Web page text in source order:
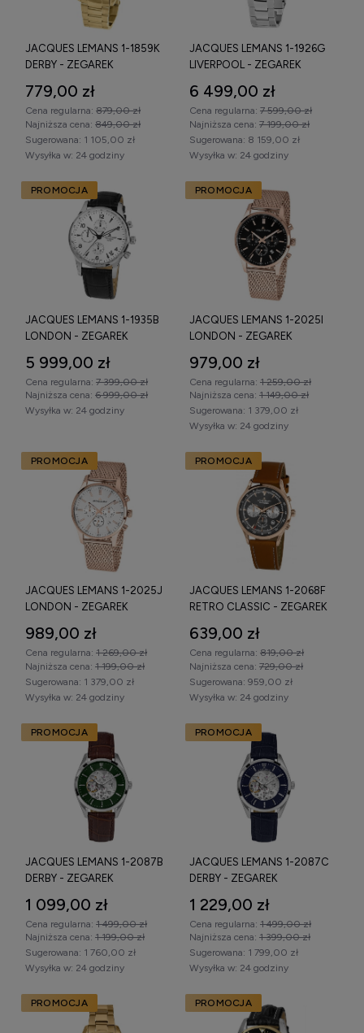
JACQUES LEMANS 1-1859K
DERBY - ZEGAREK
779,00 zł
Cena regularna: 879,00 zł
Najniższa cena: 849,00 zł
Wysyłka w: 24 godziny
Sugerowana: 1 105,00 zł
JACQUES LEMANS 1-1926G
LIVERPOOL - ZEGAREK
6 499,00 zł
Cena regularna: 7 599,00 zł
Najniższa cena: 7 199,00 zł
Wysyłka w: 24 godziny
Sugerowana: 8 159,00 zł
JACQUES LEMANS 1-1935B
LONDON - ZEGAREK
5 999,00 zł
Cena regularna: 7 399,00 zł
Najniższa cena: 6 999,00 zł
Wysyłka w: 24 godziny
PROMOCJA
JACQUES LEMANS 1-2025I
LONDON - ZEGAREK
979,00 zł
Cena regularna: 1 259,00 zł
Najniższa cena: 1 149,00 zł
Wysyłka w: 24 godziny
Sugerowana: 1 379,00 zł
PROMOCJA
JACQUES LEMANS 1-2025J
LONDON - ZEGAREK
989,00 zł
Cena regularna: 1 269,00 zł
Najniższa cena: 1 199,00 zł
Wysyłka w: 24 godziny
Sugerowana: 1 379,00 zł
PROMOCJA
JACQUES LEMANS 1-2068F
RETRO CLASSIC - ZEGAREK
639,00 zł
Cena regularna: 819,00 zł
Najniższa cena: 729,00 zł
Wysyłka w: 24 godziny
Sugerowana: 959,00 zł
PROMOCJA
JACQUES LEMANS 1-2087B
DERBY - ZEGAREK
1 099,00 zł
Cena regularna: 1 499,00 zł
Najniższa cena: 1 199,00 zł
Wysyłka w: 24 godziny
Sugerowana: 1 760,00 zł
PROMOCJA
JACQUES LEMANS 1-2087C
DERBY - ZEGAREK
1 229,00 zł
Cena regularna: 1 499,00 zł
Najniższa cena: 1 399,00 zł
Wysyłka w: 24 godziny
Sugerowana: 1 799,00 zł
PROMOCJA
PROMOCJA PROMOCJA